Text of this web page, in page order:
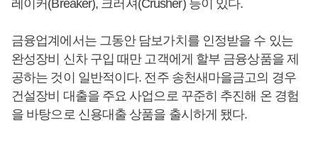
레이커(Breaker), 크러셔(Crusher) 등이 있다.
금융업계에서는 그동안 담보가치를 인정받을 수 있는
완성장비 신차 구입 때만 고객에게 할부 금융상품을 제
공하는 것이 일반적이다. 전주 송천새마을금고의 경우
건설장비 대출을 주요 사업으로 꾸준히 추진해 온 경험
을 바탕으로 신용대출 상품을 출시하게 됐다.